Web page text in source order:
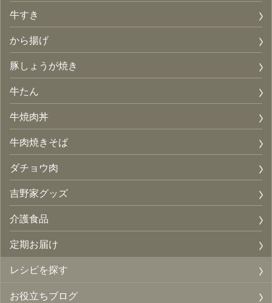
牛すき
から揚げ
豚しょうが焼き
牛たん
牛焼肉丼
牛肉焼きそば
ダチョウ肉
吉野家グッズ
介護食品
定期お届け
レシピを探す
お役立ちブログ